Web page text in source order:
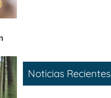
Noticias Recientes